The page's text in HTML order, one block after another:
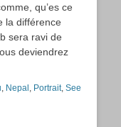
qu’es ce
la différence
sera ravi de
deviendrez
, Nepal , Portrait, See